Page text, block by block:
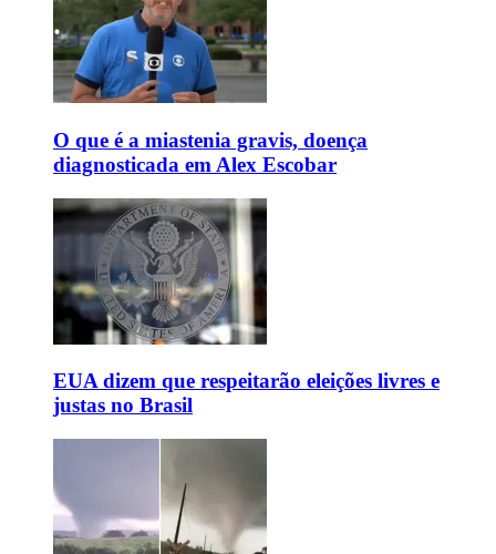
O que é a miastenia gravis, doença
diagnosticada em Alex Escobar
EUA dizem que respeitarão eleições livres e
justas no Brasil